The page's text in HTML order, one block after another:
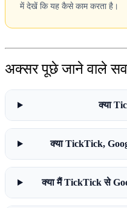
में देखें कि यह कैसे काम करता है।
अक्सर पूछे जाने वाले
क्या
क्या TickTick,
क्या मैं TickTick से